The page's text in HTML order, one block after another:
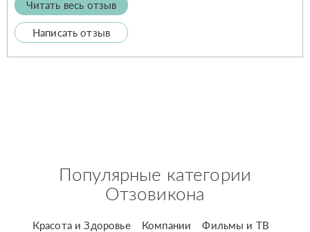
Читать весь отзыв
Написать отзыв
Популярные категории
Отзовикона
Красота и Здоровье Компании
Фильмы и ТВ